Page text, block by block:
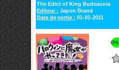
The Edict of King Budeaunia
Editeur : Japon Brand
Date de sortie : 01-01-2011
0%